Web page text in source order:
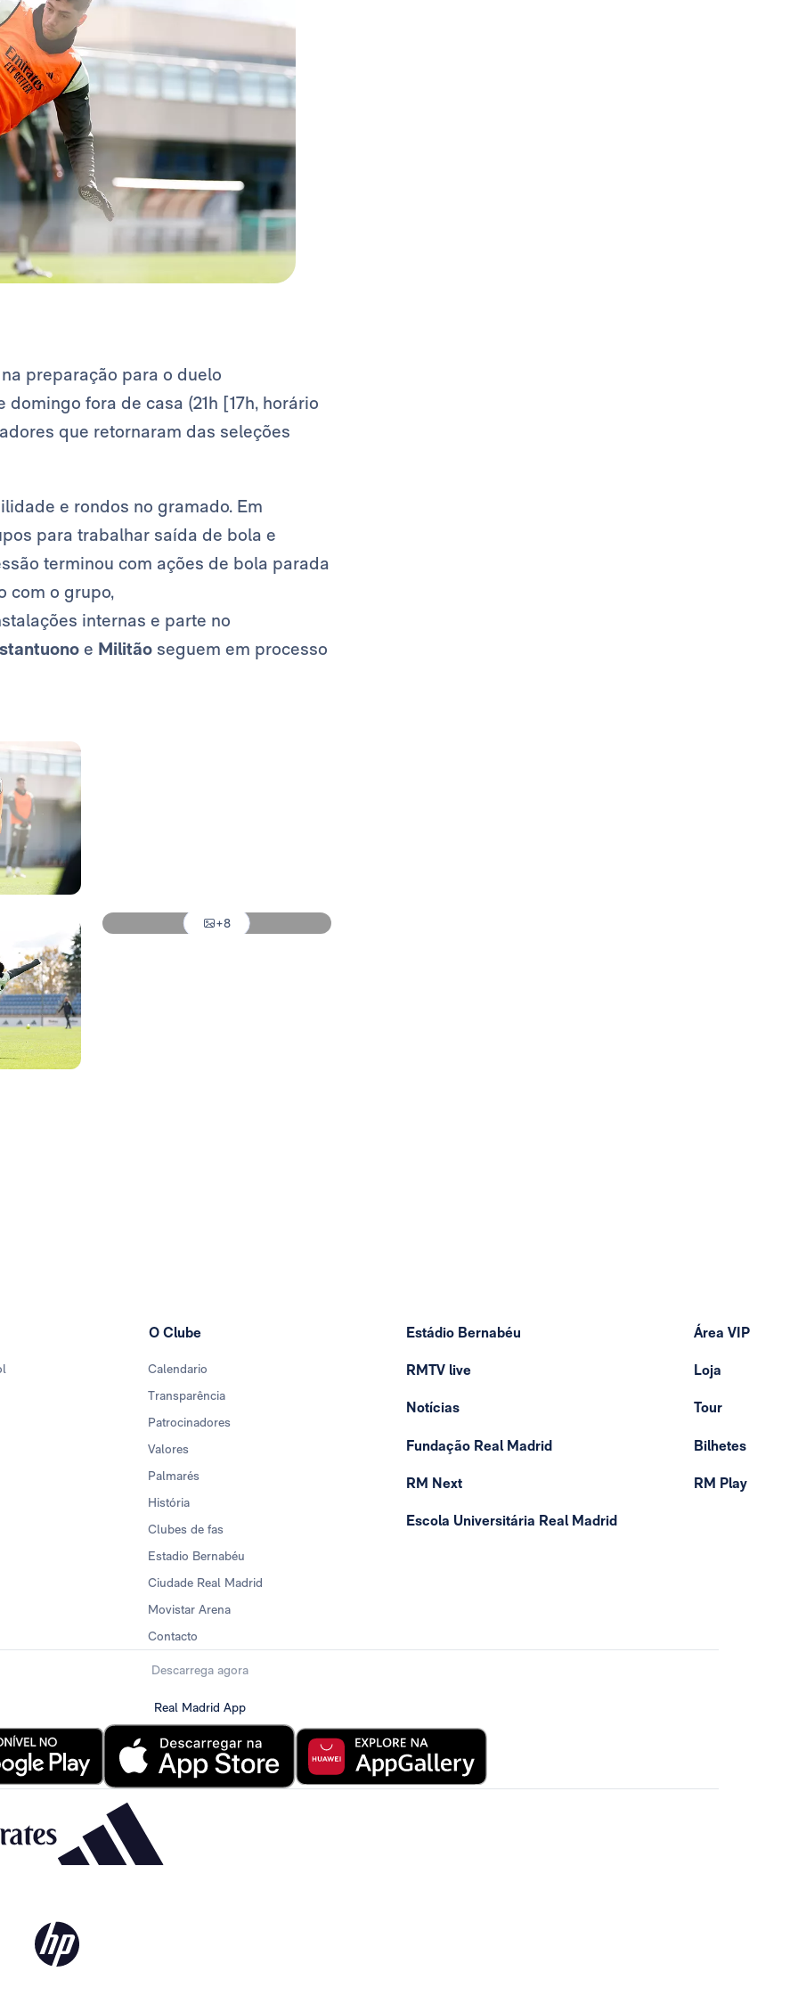
preparação para o duelo
fora de casa (21h [17h, horário
que retornaram das seleções
e rondos no gramado. Em
para trabalhar saída de bola e
terminou com ações de bola parada
com o grupo,
internas e parte no
e Militão seguem em processo
+8
O Clube
Calendario
Transparência
Patrocinadores
Valores
Palmarés
História
Clubes de fas
Estadio Bernabéu
Ciudade Real Madrid
Movistar Arena
Contacto
Estádio Bernabéu
RMTV live
Notícias
Fundação Real Madrid
RM Next
Escola Universitária Real Madrid
Área VIP
Loja
Tour
Bilhetes
RM Play
Descarrega agora
Real Madrid App